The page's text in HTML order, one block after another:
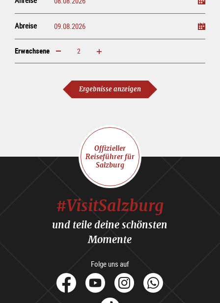
Abreise
Erwachsene erhöhen verringern
Ergebnisse anzeigen
Offizieller
Reiseführer für
Salzburg
#VisitSalzburg
und teile deine schönsten
Momente
Folge uns auf
facebook
YoutubeInstagram